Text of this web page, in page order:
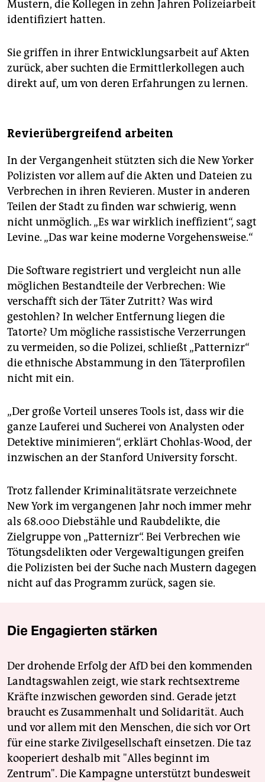
Mustern, die Kollegen in zehn Jahren Polizeiarbeit
identifiziert hatten.
Sie griffen in ihrer Entwicklungsarbeit auf Akten
zurück, aber suchten die Ermittlerkollegen auch
direkt auf, um von deren Erfahrungen zu lernen.
Revierübergreifend arbeiten
In der Vergangenheit stützten sich die New Yorker
Polizisten vor allem auf die Akten und Dateien zu
Verbrechen in ihren Revieren. Muster in anderen
Teilen der Stadt zu finden war schwierig, wenn
nicht unmöglich. „Es war wirklich ineffizient“, sagt
Levine. „Das war keine moderne Vorgehensweise.“
Die Software registriert und vergleicht nun alle
möglichen Bestandteile der Verbrechen: Wie
verschafft sich der Täter Zutritt? Was wird
gestohlen? In welcher Entfernung liegen die
Tatorte? Um mögliche rassistische Verzerrungen
zu vermeiden, so die Polizei, schließt „Patternizr“
die ethnische Abstammung in den Täterprofilen
nicht mit ein.
„Der große Vorteil unseres Tools ist, dass wir die
ganze Lauferei und Sucherei von Analysten oder
Detektive minimieren“, erklärt Chohlas-Wood, der
inzwischen an der Stanford University forscht.
Trotz fallender Kriminalitätsrate verzeichnete
New York im vergangenen Jahr noch immer mehr
als 68.000 Diebstähle und Raubdelikte, die
Zielgruppe von „Patternizr“. Bei Verbrechen wie
Tötungsdelikten oder Vergewaltigungen greifen
die Polizisten bei der Suche nach Mustern dagegen
nicht auf das Programm zurück, sagen sie.
Die Engagierten stärken
Der drohende Erfolg der AfD bei den kommenden
Landtagswahlen zeigt, wie stark rechtsextreme
Kräfte inzwischen geworden sind. Gerade jetzt
braucht es Zusammenhalt und Solidarität. Auch
und vor allem mit den Menschen, die sich vor Ort
für eine starke Zivilgesellschaft einsetzen. Die taz
kooperiert deshalb mit "Alles beginnt im
Zentrum". Die Kampagne unterstützt bundesweit